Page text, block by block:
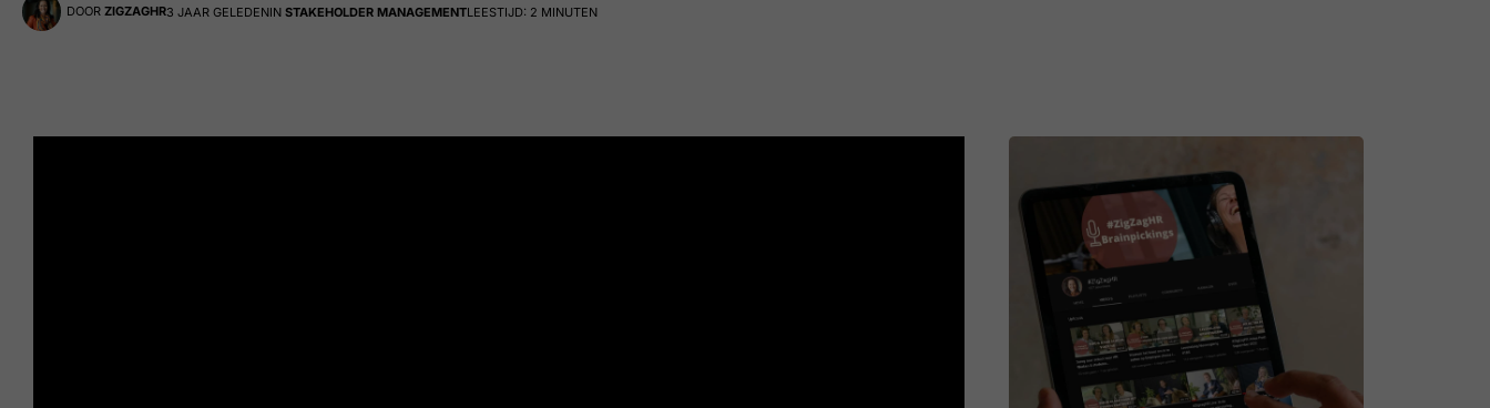
DOOR ZIGZAGHR3 JAAR GELEDENIN STAKEHOLDER MANAGEMENTLEESTIJD: 2 MINUTEN